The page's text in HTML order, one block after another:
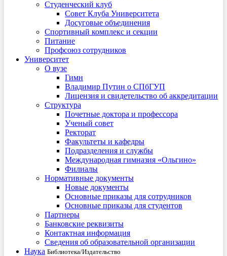
Студенческий клуб
Совет Клуба Университета
Досуговые объединения
Спортивный комплекс и секции
Питание
Профсоюз сотрудников
Университет
О вузе
Гимн
Владимир Путин о СПбГУП
Лицензия и свидетельство об аккредитации
Структура
Почетные доктора и профессора
Ученый совет
Ректорат
Факультеты и кафедры
Подразделения и службы
Международная гимназия «Ольгино»
Филиалы
Нормативные документы
Новые документы
Основные приказы для сотрудников
Основные приказы для студентов
Партнеры
Банковские реквизиты
Контактная информация
Сведения об образовательной организации
Наука Библиотека/Издательство